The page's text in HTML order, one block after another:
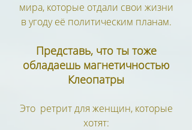
мира, которые отдали свои жизни
в угоду её политическим планам.​
Представь, что ты тоже
обладаешь магнетичностью
Клеопатры
Это ретрит для женщин, которые
хотят: